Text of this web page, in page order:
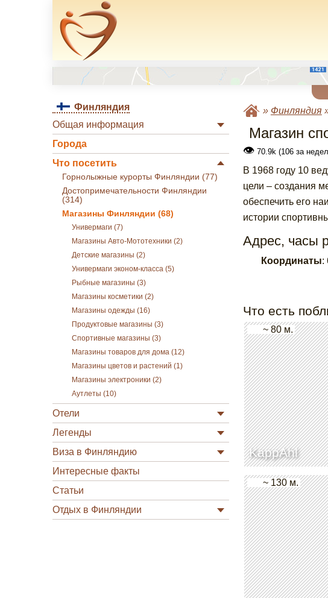
Финляндия
Общая информация
Города
Что посетить
Горнолыжные курорты Финляндии (77)
Достопримечательности Финляндии
(314)
Магазины Финляндии (68)
Универмаги (7)
Магазины Авто-Мототехники (2)
Детские магазины (2)
Универмаги эконом-класса (5)
Рыбные магазины (3)
Магазины косметики (2)
Магазины одежды (16)
Продуктовые магазины (3)
Спортивные магазины (3)
Магазины товаров для дома (12)
Магазины цветов и растений (1)
Магазины электроники (2)
Аутлеты (10)
Отели
Легенды
Виза в Финляндию
Интересные факты
Статьи
Отдых в Финляндии
» Финляндия
Магазин
👁70.9k (106 за
В 1968 году 10
цели – создания
обеспечить его
истории
Адрес, часы
Координаты:
Что есть
KappAhl
~ 80 м.
~ 130 м.